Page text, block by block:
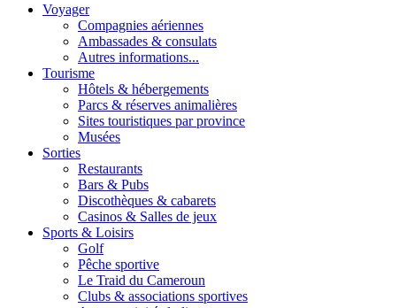
Voyager
Compagnies aériennes
Ambassades & consulats
Autres informations...
Tourisme
Hôtels & hébergements
Parcs & réserves animalières
Sites touristiques par province
Musées
Sorties
Restaurants
Bars & Pubs
Discothèques & cabarets
Casinos & Salles de jeux
Sports & Loisirs
Golf
Pêche sportive
Le Traid du Cameroun
Clubs & associations sportives